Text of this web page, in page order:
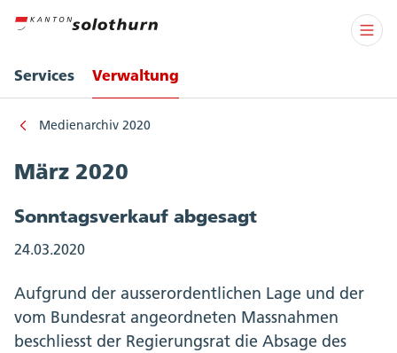
Services Verwaltung
Medienarchiv 2020
März 2020
Sonntagsverkauf abgesagt
24.03.2020
Aufgrund der ausserordentlichen Lage und der
vom Bundesrat angeordneten Massnahmen
beschliesst der Regierungsrat die Absage des